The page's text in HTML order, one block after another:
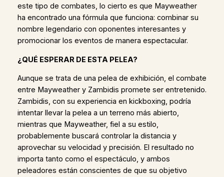
este tipo de combates, lo cierto es que Mayweather
ha encontrado una fórmula que funciona: combinar su
nombre legendario con oponentes interesantes y
promocionar los eventos de manera espectacular.
¿QUÉ ESPERAR DE ESTA PELEA?
Aunque se trata de una pelea de exhibición, el combate
entre Mayweather y Zambidis promete ser entretenido.
Zambidis, con su experiencia en kickboxing, podría
intentar llevar la pelea a un terreno más abierto,
mientras que Mayweather, fiel a su estilo,
probablemente buscará controlar la distancia y
aprovechar su velocidad y precisión. El resultado no
importa tanto como el espectáculo, y ambos
peleadores están conscientes de que su objetivo